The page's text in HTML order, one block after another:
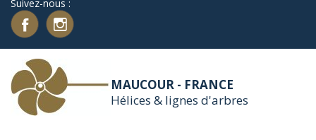
Suivez-nous :
MAUCOUR - FRANCE
Hélices & lignes d'arbres